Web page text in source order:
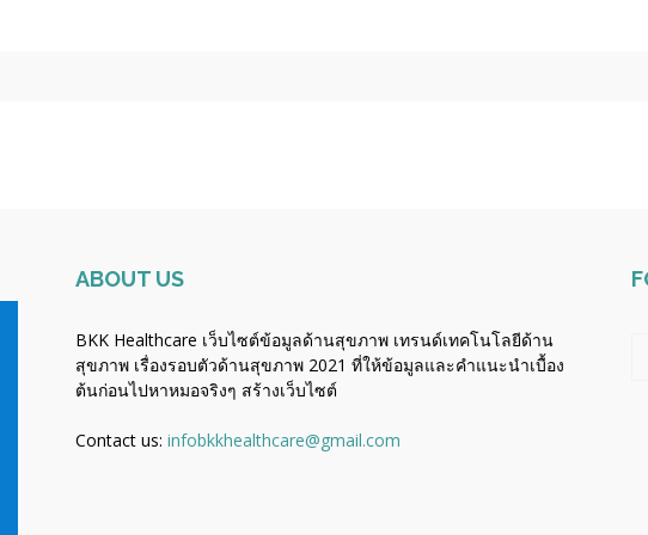
ABOUT US
BKK Healthcare เว็บไซต์ข้อมูลด้านสุขภาพ เทรนด์เทคโนโลยีด้าน
สุขภาพ เรื่องรอบตัวด้านสุขภาพ 2021 ที่ให้ข้อมูลและคำแนะนำเบื้อง
ต้นก่อนไปหาหมอจริงๆ สร้างเว็บไซต์
Contact us: infobkkhealthcare@gmail.com